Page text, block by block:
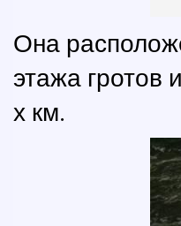
Она
этажа гротов
х км.